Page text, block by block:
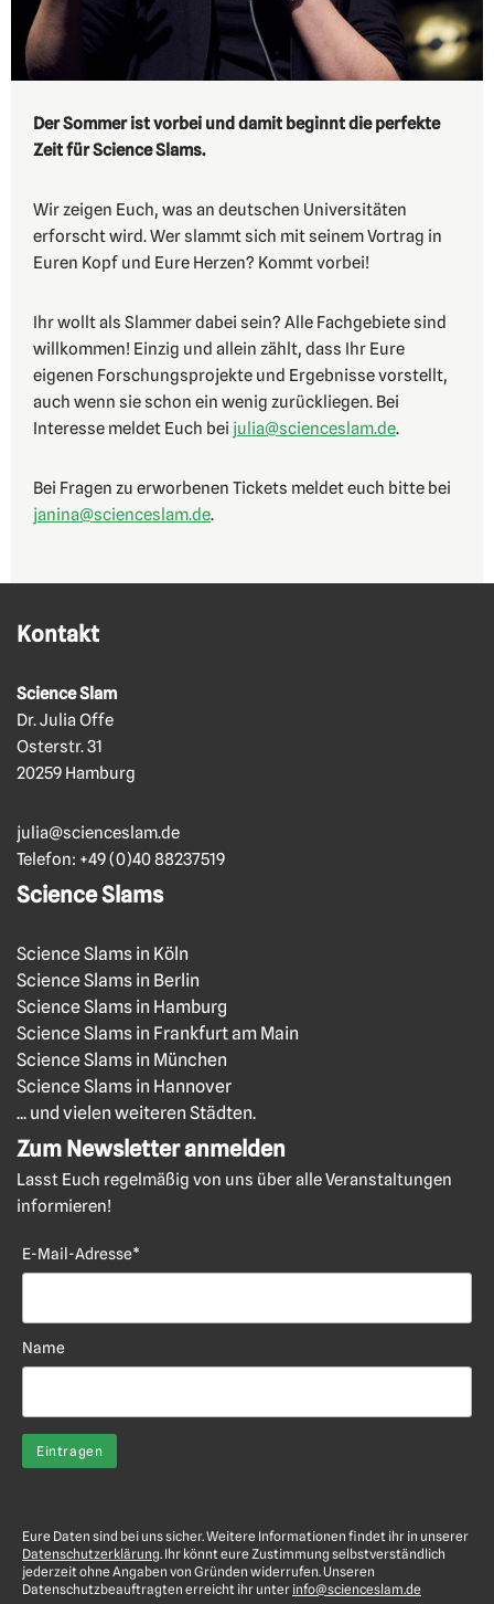
Der Sommer ist vorbei und damit beginnt die perfekte
Zeit für Science Slams.
Wir zeigen Euch, was an deutschen Universitäten
erforscht wird. Wer slammt sich mit seinem Vortrag in
Euren Kopf und Eure Herzen? Kommt vorbei!
Ihr wollt als Slammer dabei sein? Alle Fachgebiete sind
willkommen! Einzig und allein zählt, dass Ihr Eure
eigenen Forschungsprojekte und Ergebnisse vorstellt,
auch wenn sie schon ein wenig zurückliegen. Bei
Interesse meldet Euch bei julia@scienceslam.de.
Bei Fragen zu erworbenen Tickets meldet euch bitte bei
janina@scienceslam.de.
Kontakt
Science Slam
Dr. Julia Offe
Osterstr. 31
20259 Hamburg
julia@scienceslam.de
Telefon: +49 (0)40 88237519
Science Slams
Science Slams in Köln
Science Slams in Berlin
Science Slams in Hamburg
Science Slams in Frankfurt am Main
Science Slams in München
Science Slams in Hannover
... und vielen weiteren Städten.
Zum Newsletter anmelden
Lasst Euch regelmäßig von uns über alle Veranstaltungen
informieren!
E-Mail-Adresse*
Name
Eure Daten sind bei uns sicher. Weitere Informationen findet ihr in unserer
Datenschutzerklärung. Ihr könnt eure Zustimmung selbstverständlich
jederzeit ohne Angaben von Gründen widerrufen. Unseren
Datenschutzbeauftragten erreicht ihr unter info@scienceslam.de